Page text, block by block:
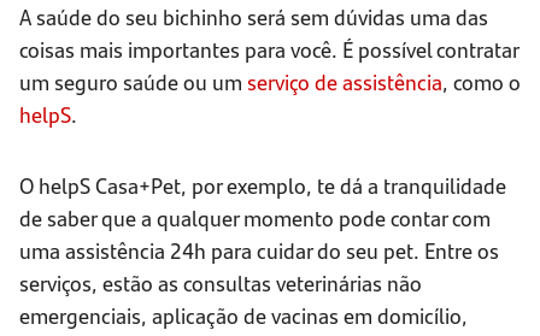
A saúde do seu bichinho será sem dúvidas uma das
coisas mais importantes para você. É possível contratar
um seguro saúde ou um serviço de assistência, como o
helpS.
O helpS Casa+Pet, por exemplo, te dá a tranquilidade
de saber que a qualquer momento pode contar com
uma assistência 24h para cuidar do seu pet. Entre os
serviços, estão as consultas veterinárias não
emergenciais, aplicação de vacinas em domicílio,